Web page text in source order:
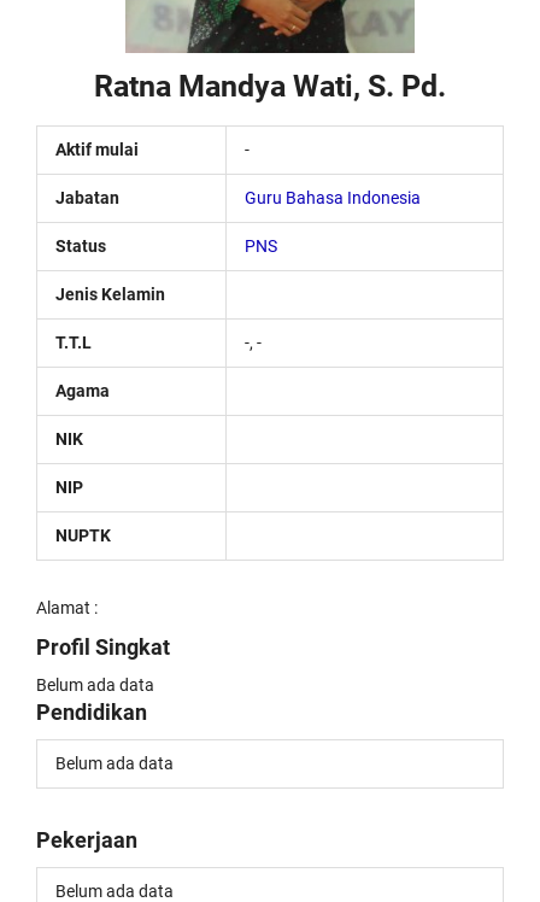
Ratna Mandya Wati, S. Pd.
Aktif mulai -
Jabatan Guru Bahasa Indonesia
Status PNS
Jenis Kelamin
T.T.L -, -
Agama
NIK
NIP
NUPTK
Alamat :
Profil Singkat
Belum ada data
Pendidikan
Belum ada data
Pekerjaan
Belum ada data